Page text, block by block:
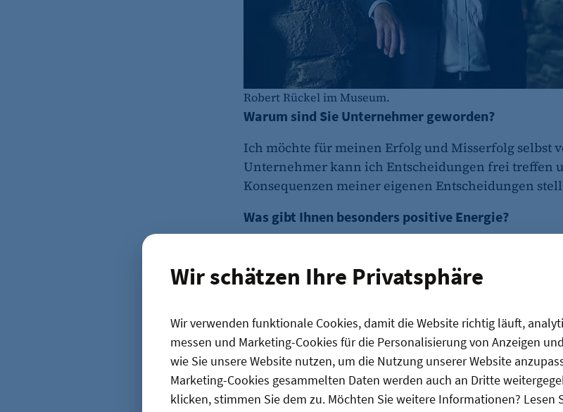
Wir schätzen Ihre Privatsphäre
Wir verwenden funktionale Cookies, damit die Website richtig läuft,
messen und Marketing-Cookies für die Personalisierung von Anzeigen
wie Sie unsere Website nutzen, um die Nutzung unserer Website
Marketing-Cookies gesammelten Daten werden auch an Dritte
klicken, stimmen Sie dem zu. Möchten Sie weitere Informationen? Lesen
Robert Rückel im Museum.
Warum sind Sie Unternehmer geworden?
Ich möchte für meinen Erfolg und Misserfolg selbst
Unternehmer kann ich Entscheidungen frei treffen
Konsequenzen meiner eigenen Entscheidungen
Was gibt Ihnen besonders positive Energie?
Dienstleistung beobachten kann. Ich liebe es, durch
streifen und die Freude in den Augen der Besucher
Und was nervt Sie?
Bürokratie ärgert mich: Unzählige Prüf- und
wertvolle Zeit kosten, die ich lieber in die
Besuchererlebnisses stecken möchte.